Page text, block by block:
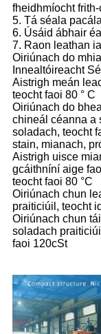
fheidhmíocht
5. Tá séala
6. Úsáid ábhair
7. Raon leathan
Oiriúnach do
Innealtóireacht
Aistrigh meán
teocht faoi 80 ° C
Oiriúnach do
chineál céanna a
soladach, teocht
stain, mianach,
Aistrigh uisce
gcáithníní aige
teocht faoi 80 °C
Oiriúnach chun
praiticiúil, teocht
Oiriúnach chun
soladach
faoi 120cSt